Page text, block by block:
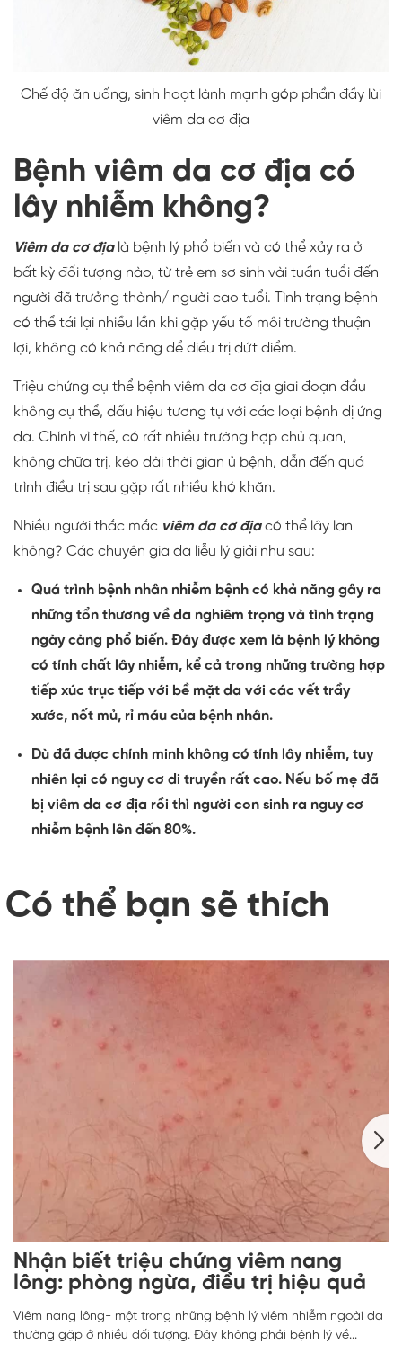
Chế độ ăn uống, sinh hoạt lành mạnh góp phần đầy lùi
viêm da cơ địa
Bệnh viêm da cơ địa có
lây nhiễm không?
Viêm da cơ địalà bệnh lý phổ biến và có thể xảy ra ở
bất kỳ đối tượng nào, từ trẻ em sơ sinh vài tuần tuổi đến
người đã trưởng thành/ người cao tuổi. Tình trạng bệnh
có thể tái lại nhiều lần khi gặp yếu tố môi trường thuận
lợi, không có khả năng để điều trị dứt điểm.
Triệu chứng cụ thể bệnh viêm da cơ địa giai đoạn đầu
không cụ thể, dấu hiệu tương tự với các loại bệnh dị ứng
da. Chính vì thế, có rất nhiều trường hợp chủ quan,
không chữa trị, kéo dài thời gian ủ bệnh, dẫn đến quá
trình điều trị sau gặp rất nhiều khó khăn.
Nhiều người thắc mắc viêm da cơ địacó thể lây lan
không? Các chuyên gia da liễu lý giải như sau:
Quá trình bệnh nhân nhiễm bệnh có khả năng gây ra
những tổn thương về da nghiêm trọng và tình trạng
ngày càng phổ biến. Đây được xem là bệnh lý không
có tính chất lây nhiễm, kể cả trong những trường hợp
tiếp xúc trục tiếp với bề mặt da với các vết trầy
xước, nốt mủ, rỉ máu của bệnh nhân.
Dù đã được chính minh không có tính lây nhiễm, tuy
nhiên lại có nguy cơ di truyền rất cao. Nếu bố mẹ đã
bị viêm da cơ địa rồi thì người con sinh ra nguy cơ
nhiễm bệnh lên đến 80%.
Có thể bạn sẽ thích
Nhận biết triệu chứng viêm nang
lông: phòng ngừa, điều trị hiệu quả
Viêm nang lông- một trong những bệnh lý viêm nhiễm ngoài da
thường gặp ở nhiều đối tượng. Đây không phải bệnh lý về...